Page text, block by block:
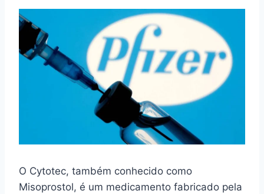
O Cytotec, também conhecido como
Misoprostol, é um medicamento fabricado pela